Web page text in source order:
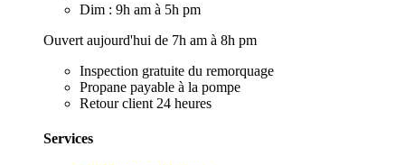
Dim : 9h am à 5h pm
Ouvert aujourd'hui de 7h am à 8h pm
Inspection gratuite du remorquage
Propane payable à la pompe
Retour client 24 heures
Services